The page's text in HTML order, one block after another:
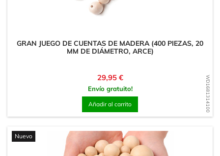
WD1681314100
GRAN JUEGO DE CUENTAS DE MADERA (400 PIEZAS, 20
MM DE DIÁMETRO, ARCE)
Precio
29,95 €
Envío gratuito!
Añadir al carrito
Nuevo